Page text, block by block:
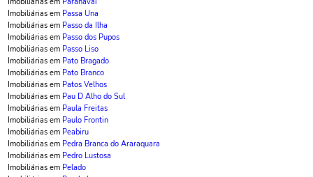
Imobiliárias em Passa Una
Imobiliárias em Passo da Ilha
Imobiliárias em Passo dos Pupos
Imobiliárias em Passo Liso
Imobiliárias em Pato Bragado
Imobiliárias em Pato Branco
Imobiliárias em Patos Velhos
Imobiliárias em Pau D Alho do Sul
Imobiliárias em Paula Freitas
Imobiliárias em Paulo Frontin
Imobiliárias em Peabiru
Imobiliárias em Pedra Branca do Araraquara
Imobiliárias em Pedro Lustosa
Imobiliárias em Pelado